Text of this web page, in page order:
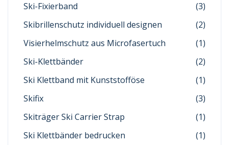
Ski-Fixierband
(3)
Skibrillenschutz individuell designen
(2)
Visierhelmschutz aus Microfasertuch
(1)
Ski-Klettbänder
(2)
Ski Klettband mit Kunststofföse
(1)
Skifix
(3)
Skiträger Ski Carrier Strap
(1)
Ski Klettbänder bedrucken
(1)